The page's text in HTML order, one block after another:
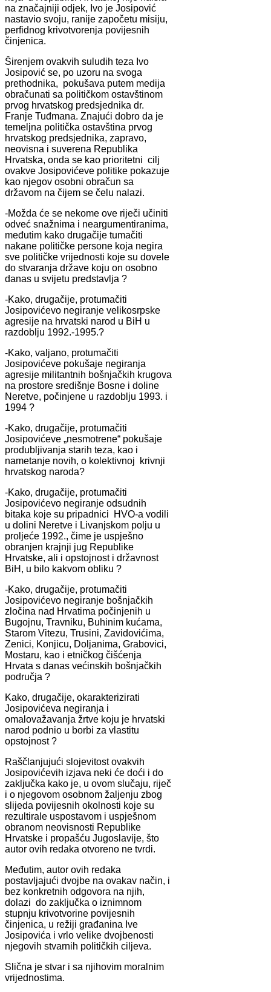
na značajniji odjek, Ivo je Josipović
nastavio svoju, ranije započetu misiju,
perfidnog krivotvorenja povijesnih
činjenica.
Širenjem ovakvih suludih teza Ivo
Josipović se, po uzoru na svoga
prethodnika, pokušava putem medija
obračunati sa političkom ostavštinom
prvog hrvatskog predsjednika dr.
Franje Tuđmana. Znajući dobro da je
temeljna politička ostavština prvog
hrvatskog predsjednika, zapravo,
neovisna i suverena Republika
Hrvatska, onda se kao prioritetni cilj
ovakve Josipovićeve politike pokazuje
kao njegov osobni obračun sa
državom na čijem se čelu nalazi.
-Možda će se nekome ove riječi učiniti
odveć snažnima i neargumentiranima,
međutim kako drugačije tumačiti
nakane političke persone koja negira
sve političke vrijednosti koje su dovele
do stvaranja države koju on osobno
danas u svijetu predstavlja ?
-Kako, drugačije, protumačiti
Josipovićevo negiranje velikosrpske
agresije na hrvatski narod u BiH u
razdoblju 1992.-1995.?
-Kako, valjano, protumačiti
Josipovićeve pokušaje negiranja
agresije militantnih bošnjačkih krugova
na prostore središnje Bosne i doline
Neretve, počinjene u razdoblju 1993. i
1994 ?
-Kako, drugačije, protumačiti
Josipovićeve „nesmotrene“ pokušaje
produbljivanja starih teza, kao i
nametanje novih, o kolektivnoj krivnji
hrvatskog naroda?
-Kako, drugačije, protumačiti
Josipovićevo negiranje odsudnih
bitaka koje su pripadnici HVO-a vodili
u dolini Neretve i Livanjskom polju u
proljeće 1992., čime je uspješno
obranjen krajnji jug Republike
Hrvatske, ali i opstojnost i državnost
BiH, u bilo kakvom obliku ?
-Kako, drugačije, protumačiti
Josipovićevo negiranje bošnjačkih
zločina nad Hrvatima počinjenih u
Bugojnu, Travniku, Buhinim kućama,
Starom Vitezu, Trusini, Zavidovićima,
Zenici, Konjicu, Doljanima, Grabovici,
Mostaru, kao i etničkog čišćenja
Hrvata s danas većinskih bošnjačkih
područja ?
Kako, drugačije, okarakterizirati
Josipovićeva negiranja i
omalovažavanja žrtve koju je hrvatski
narod podnio u borbi za vlastitu
opstojnost ?
Raščlanjujući slojevitost ovakvih
Josipovićevih izjava neki će doći i do
zaključka kako je, u ovom slučaju, riječ
i o njegovom osobnom žaljenju zbog
slijeda povijesnih okolnosti koje su
rezultirale uspostavom i uspješnom
obranom neovisnosti Republike
Hrvatske i propašću Jugoslavije, što
autor ovih redaka otvoreno ne tvrdi.
Međutim, autor ovih redaka
postavljajući dvojbe na ovakav način, i
bez konkretnih odgovora na njih,
dolazi do zaključka o iznimnom
stupnju krivotvorine povijesnih
činjenica, u režiji građanina Ive
Josipovića i vrlo velike dvojbenosti
njegovih stvarnih političkih ciljeva.
Slična je stvar i sa njihovim moralnim
vrijednostima.